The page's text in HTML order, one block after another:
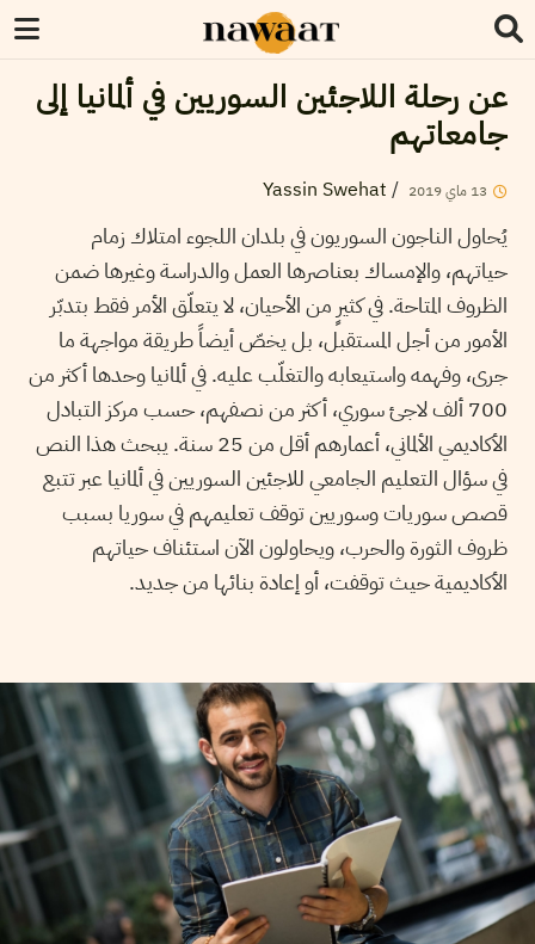
عن رحلة اللاجئين السوريين في ألمانيا إلى
جامعاتهم
13 ماي2019
/
Yassin Swehat
يُحاول الناجون السوريون في بلدان اللجوء امتلاك زمام
حياتهم، والإمساك بعناصرها العمل والدراسة وغيرها ضمن
الظروف المتاحة. في كثيرٍ من الأحيان، لا يتعلّق الأمر فقط بتدبّر
الأمور من أجل المستقبل، بل يخصّ أيضاً طريقة مواجهة ما
جرى، وفهمه واستيعابه والتغلّب عليه. في ألمانيا وحدها أكثر من
700 ألف لاجئ سوري، أكثر من نصفهم، حسب مركز التبادل
الأكاديمي الألماني، أعمارهم أقل من 25 سنة. يبحث هذا النص
في سؤال التعليم الجامعي للاجئين السوريين في ألمانيا عبر تتبع
قصص سوريات وسوريين توقف تعليمهم في سوريا بسبب
ظروف الثورة والحرب، ويحاولون الآن استئناف حياتهم
الأكاديمية حيث توقفت، أو إعادة بنائها من جديد.